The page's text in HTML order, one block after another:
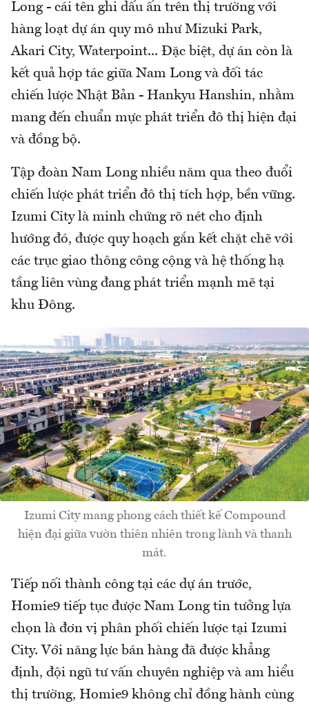
Long - cái tên ghi dấu ấn trên thị trường với
hàng loạt dự án quy mô như Mizuki Park,
Akari City, Waterpoint... Đặc biệt, dự án còn là
kết quả hợp tác giữa Nam Long và đối tác
chiến lược Nhật Bản - Hankyu Hanshin, nhằm
mang đến chuẩn mực phát triển đô thị hiện đại
và đồng bộ.
Tập đoàn Nam Long nhiều năm qua theo đuổi
chiến lược phát triển đô thị tích hợp, bền vững.
Izumi City là minh chứng rõ nét cho định
hướng đó, được quy hoạch gắn kết chặt chẽ với
các trục giao thông công cộng và hệ thống hạ
tầng liên vùng đang phát triển mạnh mẽ tại
khu Đông.
Izumi City mang phong cách thiết kế Compound
hiện đại giữa vườn thiên nhiên trong lành và thanh
mát.
Tiếp nối thành công tại các dự án trước,
Homie9 tiếp tục được Nam Long tin tưởng lựa
chọn là đơn vị phân phối chiến lược tại Izumi
City. Với năng lực bán hàng đã được khẳng
định, đội ngũ tư vấn chuyên nghiệp và am hiểu
thị trường, Homie9 không chỉ đồng hành cùng